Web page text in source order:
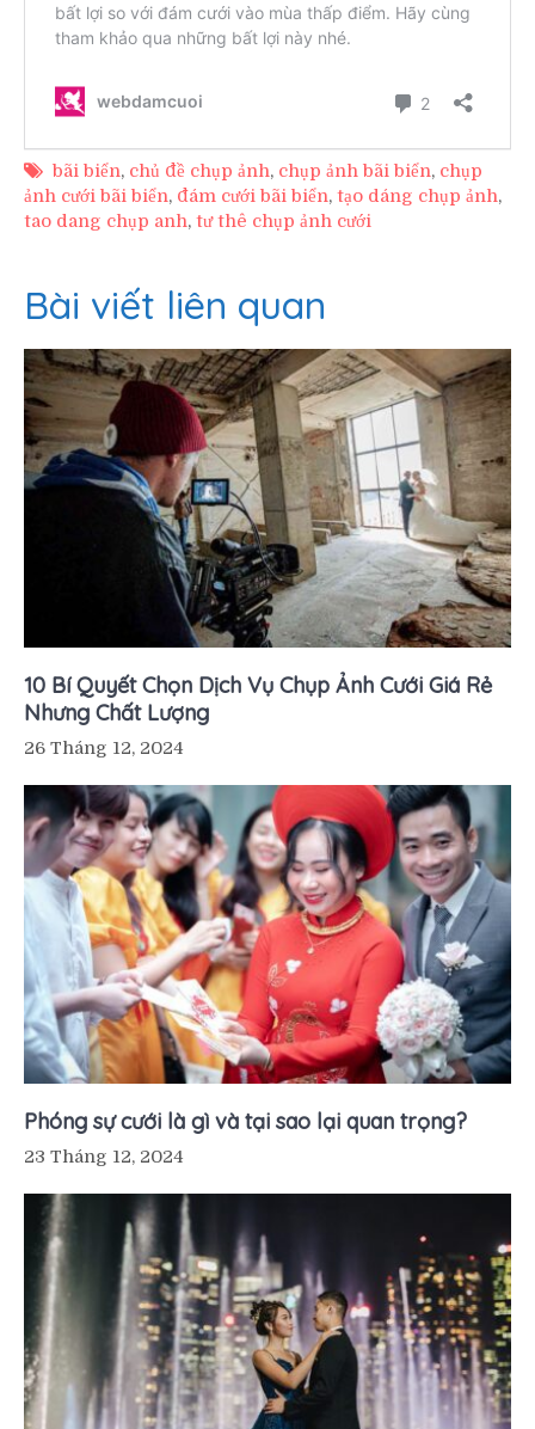
bãi biển, chủ đề chụp ảnh, chụp ảnh bãi biển, chụp
ảnh cưới bãi biển, đám cưới bãi biển, tạo dáng chụp ảnh,
tao dang chụp anh, tư thê chụp ảnh cưới
Bài viết liên quan
10 Bí Quyết Chọn Dịch Vụ Chụp Ảnh Cưới Giá Rẻ
Nhưng Chất Lượng
26 Tháng 12, 2024
Phóng sự cưới là gì và tại sao lại quan trọng?
23 Tháng 12, 2024